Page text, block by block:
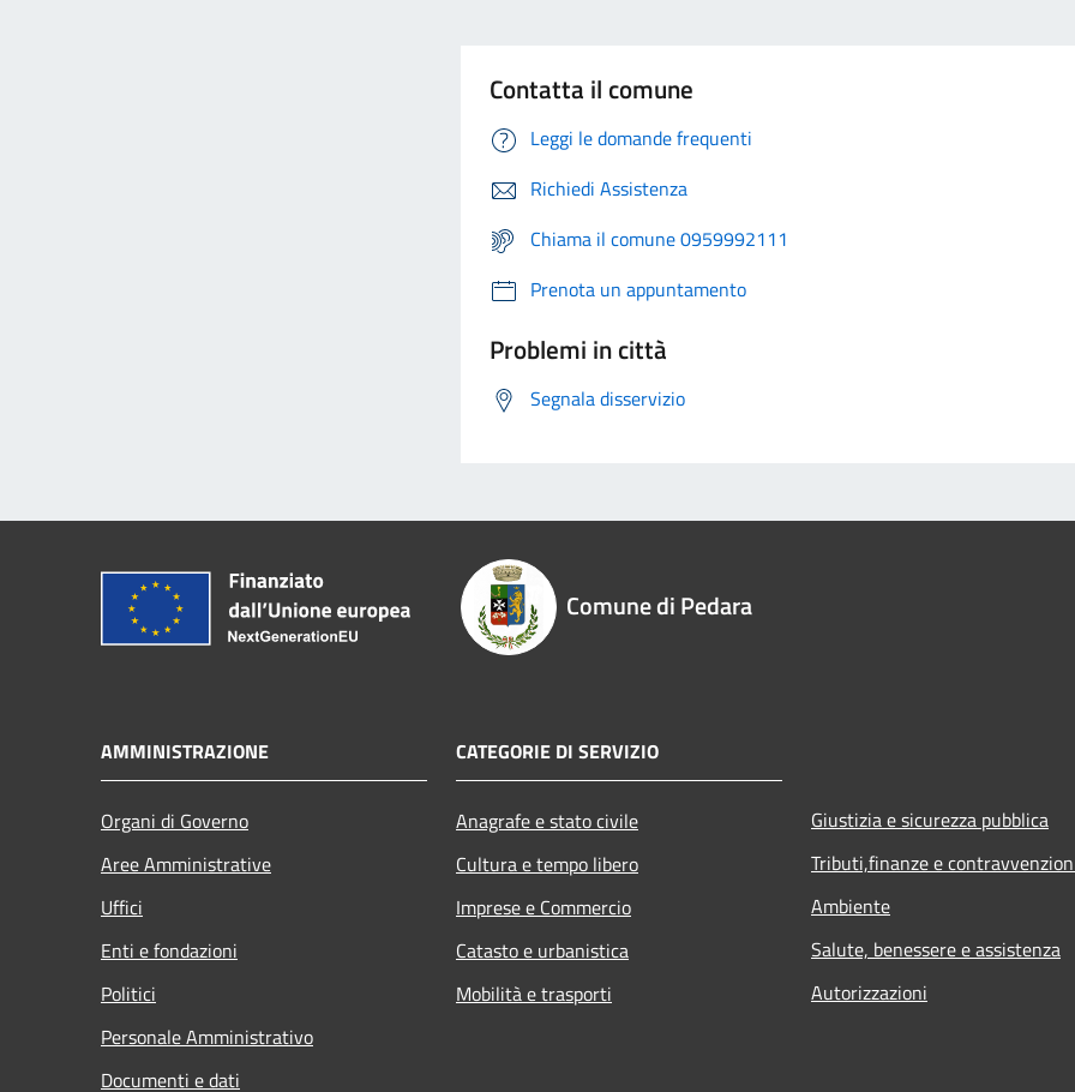
Contatta il comune
Leggi le domande frequenti
Richiedi Assistenza
Chiama il comune 0959992111
Prenota un appuntamento
Problemi in città
Segnala disservizio
Comune di Pedara
AMMINISTRAZIONE
Organi di Governo
Aree Amministrative
Uffici
Enti e fondazioni
Politici
Personale Amministrativo
Documenti e dati
CATEGORIE DI SERVIZIO
Anagrafe e stato civile
Cultura e tempo libero
Imprese e Commercio
Catasto e urbanistica
Mobilità e trasporti
Giustizia e sicurezza pubblica
Tributi,finanze e
Ambiente
Salute, benessere e assistenza
Autorizzazioni